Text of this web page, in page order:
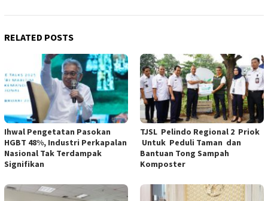
RELATED POSTS
Ihwal Pengetatan Pasokan
HGBT 48%, Industri Perkapalan
Nasional Tak Terdampak
Signifikan
TJSL Pelindo Regional 2 Priok
Untuk Peduli Taman dan
Bantuan Tong Sampah
Komposter